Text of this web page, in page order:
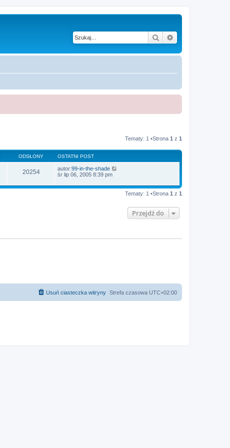
Szukaj
Tematy: 1 •Strona 1 z 1
ODSŁONY OSTATNI POST
20254 autor:99-in-the-shade
śr lip 06, 2005 8:39 pm
Tematy: 1 •Strona 1 z 1
Przejdź do
Strefa czasowa UTC+02:00
Usuń ciasteczka witryny